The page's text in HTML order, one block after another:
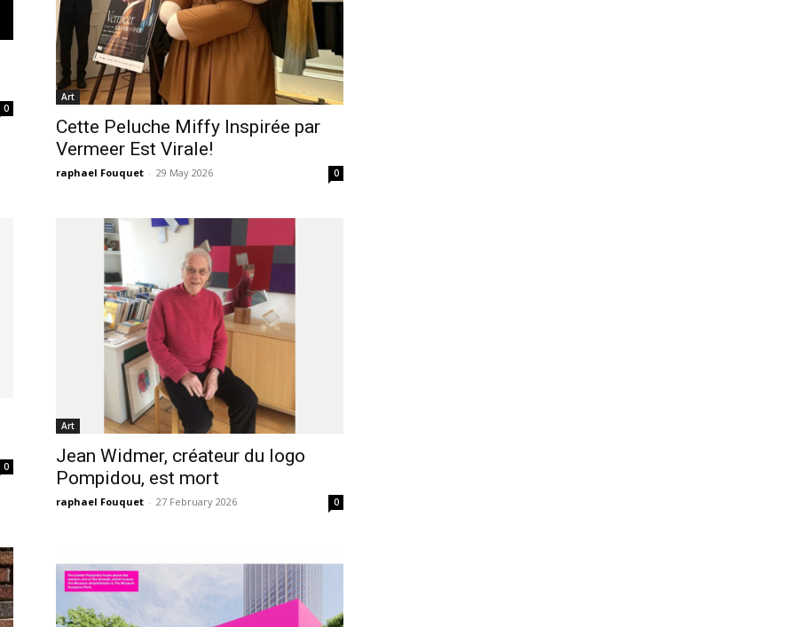
0
Art
Cette Peluche Miffy Inspirée par
Vermeer Est Virale!
raphael Fouquet - 29 May 2026 0
0
Art
Jean Widmer, créateur du logo
Pompidou, est mort
raphael Fouquet - 27 February 2026 0